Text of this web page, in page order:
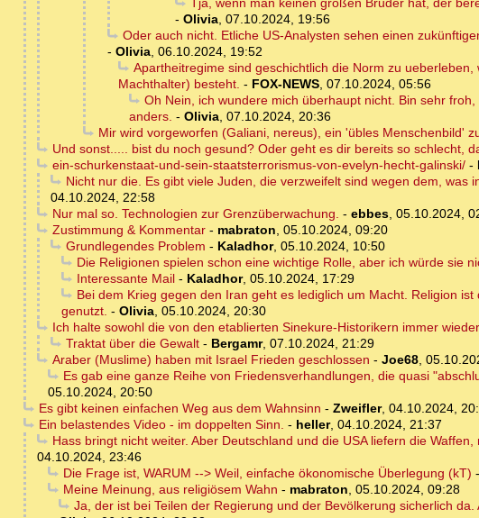
Tja, wenn man keinen großen Bruder hat, der
- Olivia, 07.10.2024, 19:56
Oder auch nicht. Etliche US-Analysten sehen einen
- Olivia, 06.10.2024, 19:52
Apartheitregime sind geschichtlich die Norm zu
Machthalter) besteht. - FOX-NEWS, 07.10.2024, 05:56
Oh Nein, ich wundere mich überhaupt nicht. Bin sehr
anders. - Olivia, 07.10.2024, 20:36
Mir wird vorgeworfen (Galiani, nereus), ein 'übles Menschenbild'
Und sonst..... bist du noch gesund? Oder geht es dir bereits so schlecht,
ein-schurkenstaat-und-sein-staatsterrorismus-von-evelyn-hecht-galinski/-
Nicht nur die. Es gibt viele Juden, die verzweifelt sind wegen dem,
04.10.2024, 22:58
Nur mal so. Technologien zur Grenzüberwachung. - ebbes, 05.10.2024,
Zustimmung & Kommentar- mabraton, 05.10.2024, 09:20
Grundlegendes Problem - Kaladhor, 05.10.2024, 10:50
Die Religionen spielen schon eine wichtige Rolle, aber ich würde sie
Interessante Mail- Kaladhor, 05.10.2024, 17:29
Bei dem Krieg gegen den Iran geht es lediglich um Macht. Religion
genutzt. - Olivia, 05.10.2024, 20:30
Ich halte sowohl die von den etablierten Sinekure-Historikern immer
Traktat über die Gewalt- Bergamr, 07.10.2024, 21:29
Araber (Muslime) haben mit Israel Frieden geschlossen - Joe68,
Es gab eine ganze Reihe von Friedensverhandlungen, die quasi
05.10.2024, 20:50
Es gibt keinen einfachen Weg aus dem Wahnsinn - Zweifler, 04.10.2024,
Ein belastendes Video - im doppelten Sinn. - heller, 04.10.2024, 21:37
Hass bringt nicht weiter. Aber Deutschland und die USA liefern die
04.10.2024, 23:46
Die Frage ist, WARUM --> Weil, einfache ökonomische Überlegung (kT) -
Meine Meinung, aus religiösem Wahn - mabraton, 05.10.2024, 09:28
Ja, der ist bei Teilen der Regierung und der Bevölkerung sicherlich